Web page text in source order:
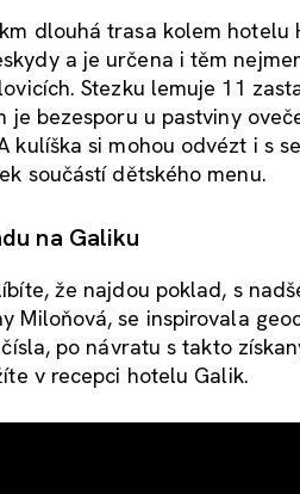
dlouhá trasa kolem
a je určena i těm
Stezku lemuje 11
je bezesporu u pastviny
kulíška si mohou odvézt i s
součástí dětského menu.
na Galiku
že najdou poklad, s
Miloňová, se inspirovala
po návratu s takto
v recepci hotelu Galik.